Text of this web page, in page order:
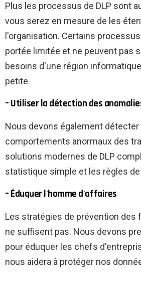
Plus les processus de DLP sont
vous serez en mesure de les
l'organisation. Certains
portée limitée et ne peuvent pas
besoins d'une région
petite.
– Utiliser la détection des
Nous devons également détecter
comportements anormaux des
solutions modernes de DLP
statistique simple et les règles
– Éduquer l'homme d'affaires
Les stratégies de prévention des
ne suffisent pas. Nous devons
pour éduquer les chefs
nous aidera à protéger nos